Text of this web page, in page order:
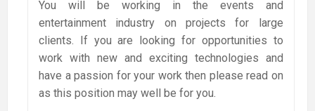
You will be working in the events and
entertainment industry on projects for large
clients. If you are looking for opportunities to
work with new and exciting technologies and
have a passion for your work then please read on
as this position may well be for you.